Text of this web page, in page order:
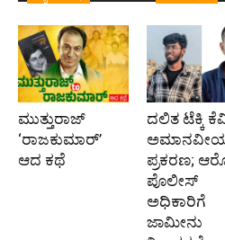
ಮುತ್ತುರಾಜ್
‘ರಾಜಕುಮಾರ್‍’
ಆದ ಕಥೆ
ದಲಿತ ಟೆಕ್ಕಿ
ಅಮಾನವೀಯ
ಪ್ರಕರಣ;
ಪೊಲೀಸ್‌
ಅಧಿಕಾರಿಗೆ
ಜಾಮೀನು